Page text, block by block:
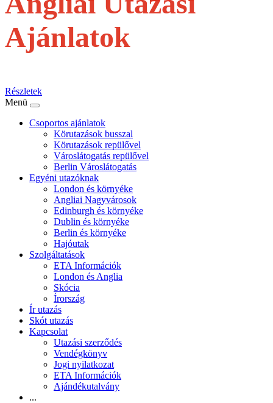
Ajánlatok
Részletek
Menü
Csoportos ajánlatok
Körutazások busszal
Körutazások repülővel
Városlátogatás repülővel
Berlin Városlátogatás
Egyéni utazóknak
London és környéke
Angliai Nagyvárosok
Edinburgh és környéke
Dublin és környéke
Berlin és környéke
Hajóutak
Szolgáltatások
ETA Információk
London és Anglia
Skócia
Írország
Ír utazás
Skót utazás
Kapcsolat
Utazási szerződés
Vendégkönyv
Jogi nyilatkozat
ETA Információk
Ajándékutalvány
...